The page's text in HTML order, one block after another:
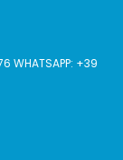
WHATSAPP: +39